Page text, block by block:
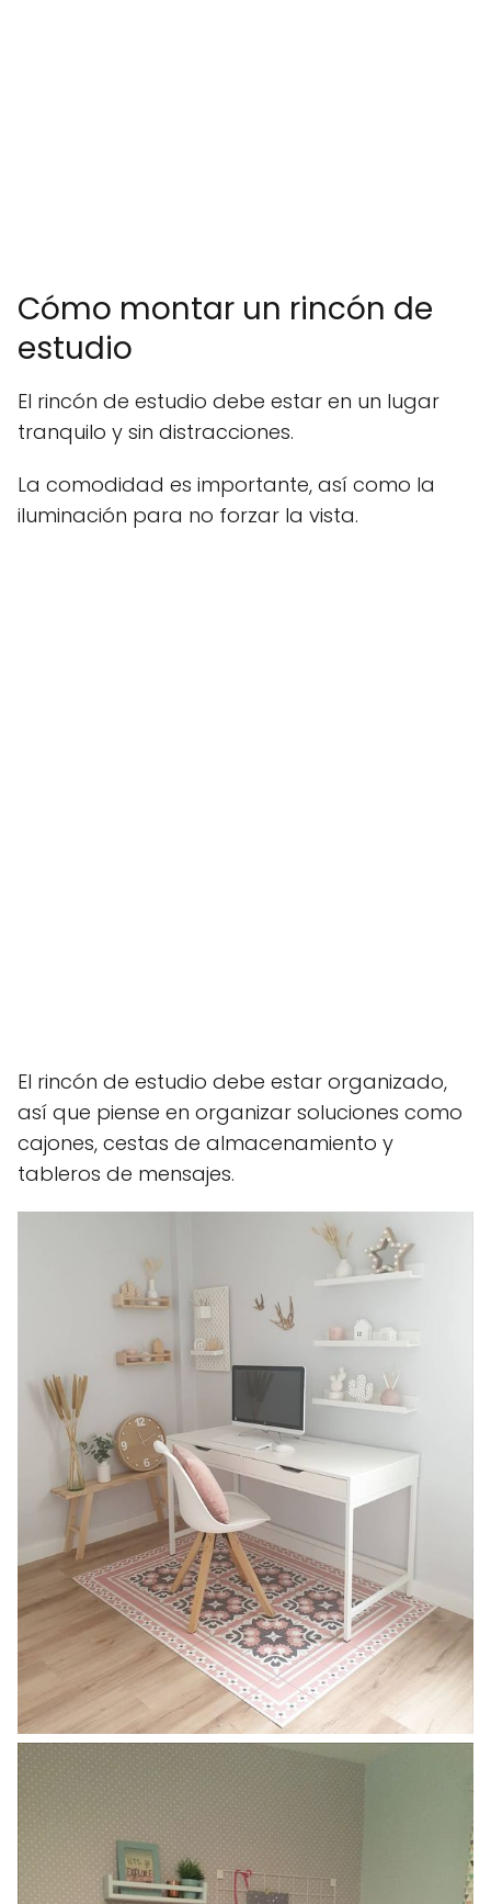
Cómo montar un rincón de
estudio
El rincón de estudio debe estar en un lugar
tranquilo y sin distracciones.
La comodidad es importante, así como la
iluminación para no forzar la vista.
El rincón de estudio debe estar organizado,
así que piense en organizar soluciones como
cajones, cestas de almacenamiento y
tableros de mensajes.